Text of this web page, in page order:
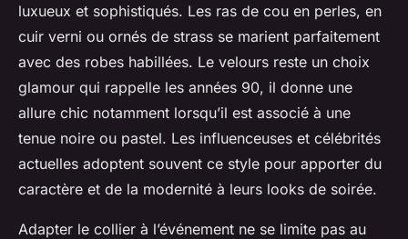
luxueux et sophistiqués. Les ras de cou en perles, en
cuir verni ou ornés de strass se marient parfaitement
avec des robes habillées. Le velours reste un choix
glamour qui rappelle les années 90, il donne une
allure chic notamment lorsqu’il est associé à une
tenue noire ou pastel. Les influenceuses et célébrités
actuelles adoptent souvent ce style pour apporter du
caractère et de la modernité à leurs looks de soirée.
Adapter le collier à l’événement ne se limite pas au